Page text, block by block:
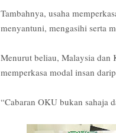
Tambahnya, usaha
menyantuni, mengasihi serta
Menurut beliau, Malaysia dan
memperkasa modal insan
“Cabaran OKU bukan sahaja